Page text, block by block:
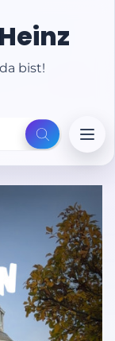
bist!